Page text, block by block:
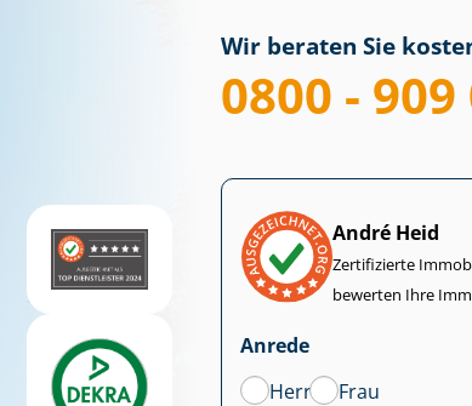
Wir beraten Sie
0800 - 909
André Heid
Zertifizierte
bewerten Ihre
Anrede
Herr
Frau